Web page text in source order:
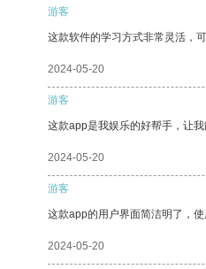
游客
这款软件的学习方式非常灵活，
2024-05-20
游客
这款app是我娱乐的好帮手，让我
2024-05-20
游客
这款app的用户界面简洁明了，
2024-05-20